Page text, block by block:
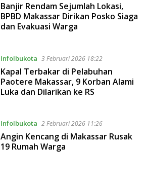
Banjir Rendam Sejumlah Lokasi,
BPBD Makassar Dirikan Posko Siaga
dan Evakuasi Warga
InfoIbukota 3 Februari 2026 18:22
Kapal Terbakar di Pelabuhan
Paotere Makassar, 9 Korban Alami
Luka dan Dilarikan ke RS
InfoIbukota 2 Februari 2026 11:26
Angin Kencang di Makassar Rusak
19 Rumah Warga